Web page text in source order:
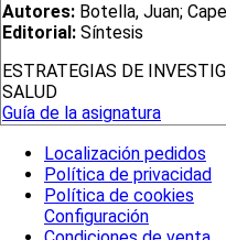
Autores: Botella, Juan;
Editorial: Síntesis
ESTRATEGIAS DE
SALUD
Guía de la asignatura
Localización pedidos
Política de privacidad
Política de cookies
Configuración